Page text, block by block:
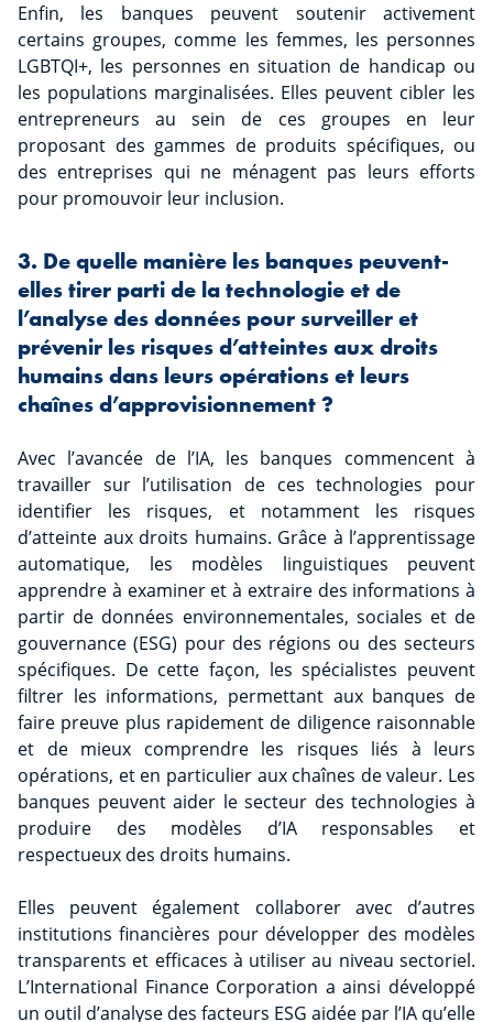
Enfin, les banques peuvent soutenir activement
certains groupes, comme les femmes, les personnes
LGBTQI+, les personnes en situation de handicap ou
les populations marginalisées. Elles peuvent cibler les
entrepreneurs au sein de ces groupes en leur
proposant des gammes de produits spécifiques, ou
des entreprises qui ne ménagent pas leurs efforts
pour promouvoir leur inclusion.
3. De quelle manière les banques peuvent-
elles tirer parti de la technologie et de
l’analyse des données pour surveiller et
prévenir les risques d’atteintes aux droits
humains dans leurs opérations et leurs
chaînes d’approvisionnement ?
Avec l’avancée de l’IA, les banques commencent à
travailler sur l’utilisation de ces technologies pour
identifier les risques, et notamment les risques
d’atteinte aux droits humains. Grâce à l’apprentissage
automatique, les modèles linguistiques peuvent
apprendre à examiner et à extraire des informations à
partir de données environnementales, sociales et de
gouvernance (ESG) pour des régions ou des secteurs
spécifiques. De cette façon, les spécialistes peuvent
filtrer les informations, permettant aux banques de
faire preuve plus rapidement de diligence raisonnable
et de mieux comprendre les risques liés à leurs
opérations, et en particulier aux chaînes de valeur. Les
banques peuvent aider le secteur des technologies à
produire des modèles d’IA responsables et
respectueux des droits humains.
Elles peuvent également collaborer avec d’autres
institutions financières pour développer des modèles
transparents et efficaces à utiliser au niveau sectoriel.
L’International Finance Corporation a ainsi développé
un outil d’analyse des facteurs ESG aidée par l’IA qu’elle